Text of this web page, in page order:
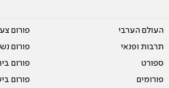
העולם הערבי
תרבות ופנאי
ספורט
פורומים
פורום
פורום
פורום
פורום